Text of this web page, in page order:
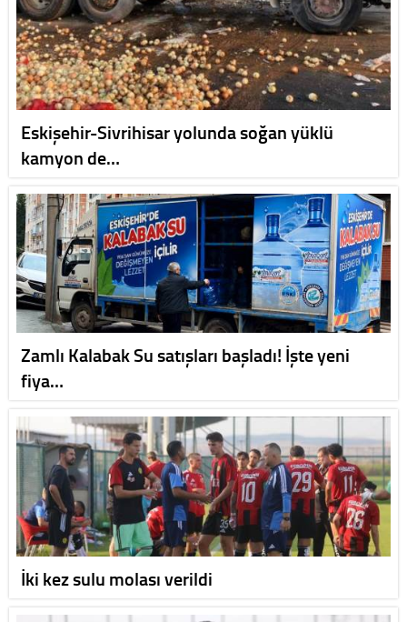
Eskişehir-Sivrihisar yolunda soğan yüklü
kamyon de…
Zamlı Kalabak Su satışları başladı! İşte yeni
fiya…
İki kez sulu molası verildi